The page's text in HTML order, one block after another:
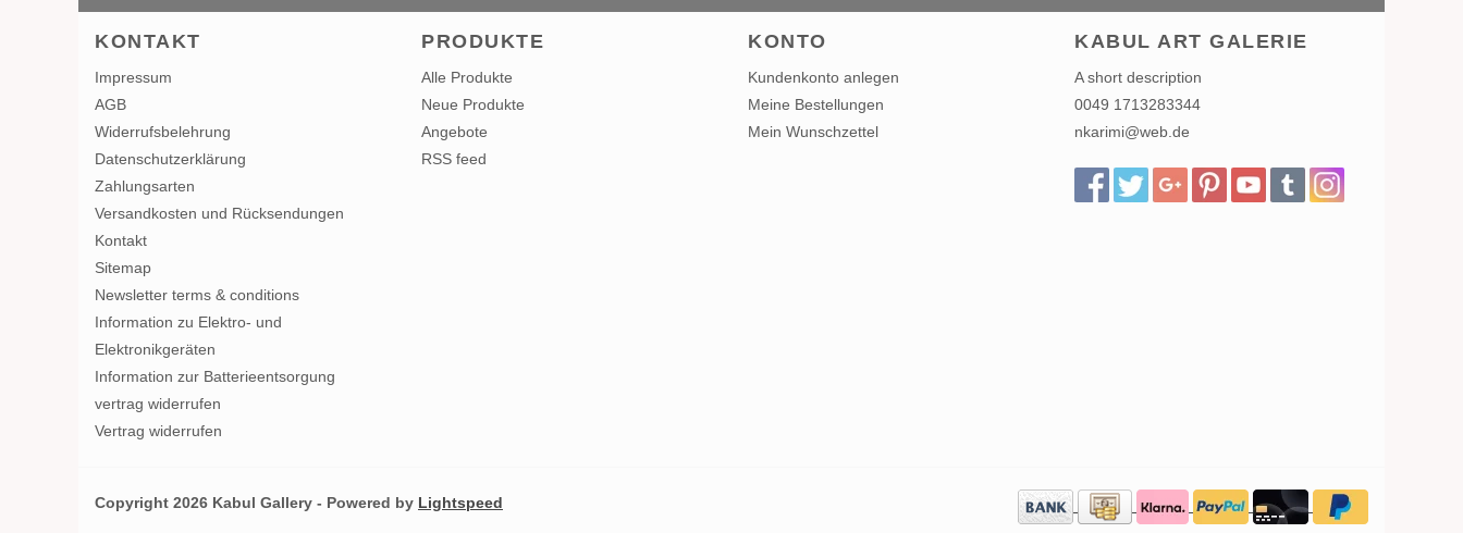
KONTAKT
Impressum
AGB
Widerrufsbelehrung
Datenschutzerklärung
Zahlungsarten
Versandkosten und Rücksendungen
Kontakt
Sitemap
Newsletter terms & conditions
Information zu Elektro- und
Elektronikgeräten
Information zur Batterieentsorgung
vertrag widerrufen
Vertrag widerrufen
PRODUKTE
Alle Produkte
Neue Produkte
Angebote
RSS feed
KONTO
Kundenkonto anlegen
Meine Bestellungen
Mein Wunschzettel
KABUL ART GALERIE
A short description
0049 1713283344
nkarimi@web.de
Copyright 2026 Kabul Gallery - Powered by Lightspeed